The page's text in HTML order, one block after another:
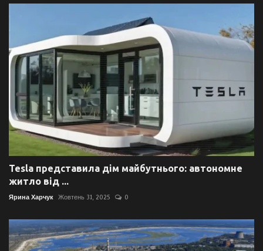
Tesla представила дім майбутнього: автономне
житло від ...
Ярина Харчук Жовтень 31, 2025 0